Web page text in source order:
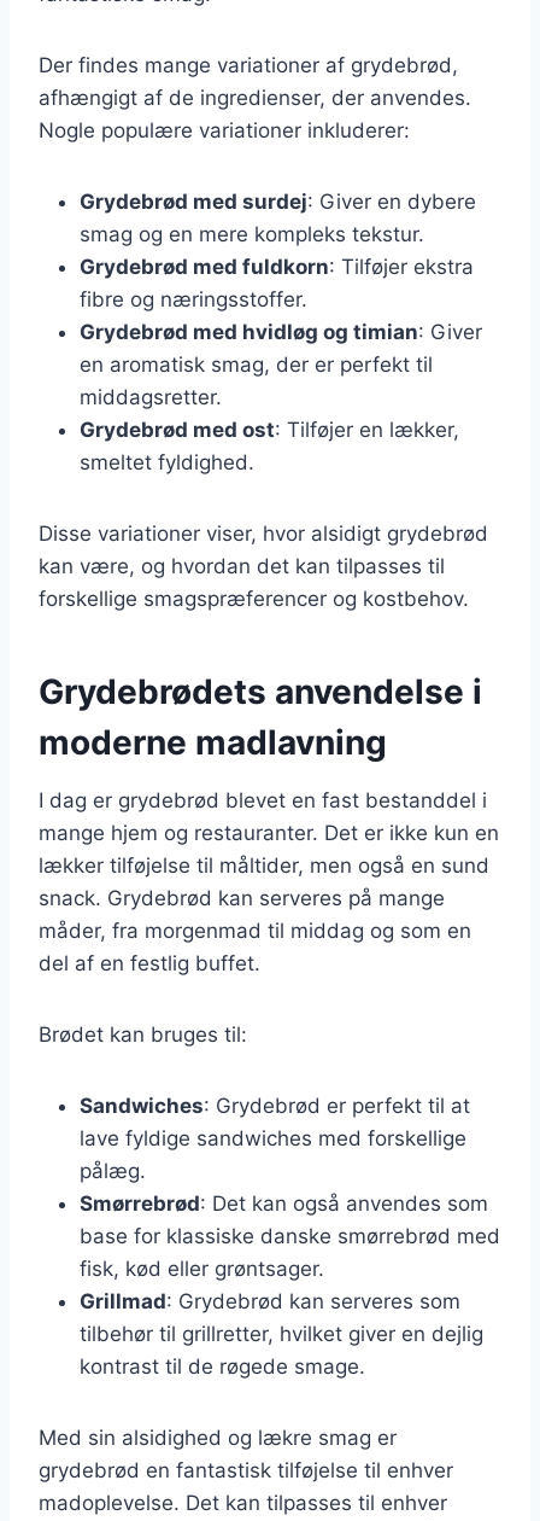
Der findes mange variationer af grydebrød,
afhængigt af de ingredienser, der anvendes.
Nogle populære variationer inkluderer:
Grydebrød med surdej: Giver en dybere
smag og en mere kompleks tekstur.
Grydebrød med fuldkorn: Tilføjer ekstra
fibre og næringsstoffer.
Grydebrød med hvidløg og timian: Giver
en aromatisk smag, der er perfekt til
middagsretter.
Grydebrød med ost: Tilføjer en lækker,
smeltet fyldighed.
Disse variationer viser, hvor alsidigt grydebrød
kan være, og hvordan det kan tilpasses til
forskellige smagspræferencer og kostbehov.
Grydebrødets anvendelse i
moderne madlavning
I dag er grydebrød blevet en fast bestanddel i
mange hjem og restauranter. Det er ikke kun en
lækker tilføjelse til måltider, men også en sund
snack. Grydebrød kan serveres på mange
måder, fra morgenmad til middag og som en
del af en festlig buffet.
Brødet kan bruges til:
Sandwiches: Grydebrød er perfekt til at
lave fyldige sandwiches med forskellige
pålæg.
Smørrebrød: Det kan også anvendes som
base for klassiske danske smørrebrød med
fisk, kød eller grøntsager.
Grillmad: Grydebrød kan serveres som
tilbehør til grillretter, hvilket giver en dejlig
kontrast til de røgede smage.
Med sin alsidighed og lækre smag er
grydebrød en fantastisk tilføjelse til enhver
madoplevelse. Det kan tilpasses til enhver